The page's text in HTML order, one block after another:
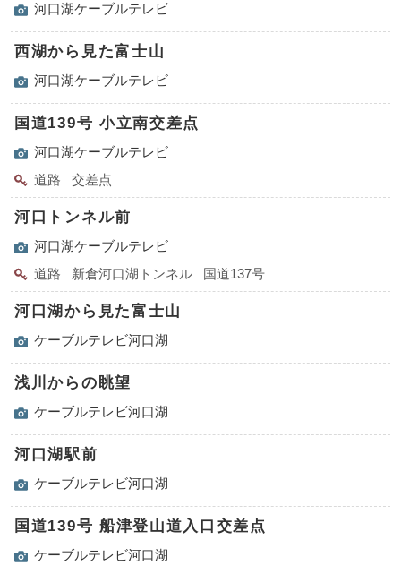
河口湖ケーブルテレビ
西湖から見た富士山
河口湖ケーブルテレビ
国道139号 小立南交差点
河口湖ケーブルテレビ
道路
交差点
河口トンネル前
河口湖ケーブルテレビ
道路
新倉河口湖トンネル 国道137号
河口湖から見た富士山
ケーブルテレビ河口湖
浅川からの眺望
ケーブルテレビ河口湖
河口湖駅前
ケーブルテレビ河口湖
国道139号 船津登山道入口交差点
ケーブルテレビ河口湖